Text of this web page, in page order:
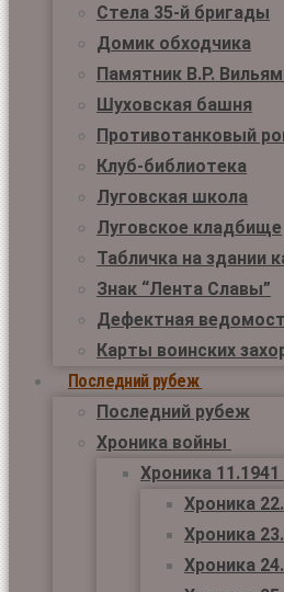
Стела 35-й бригады
Домик обходчика
Памятник В.Р.
Шуховская башня
Противотанковый
Клуб-библиотека
Луговская школа
Луговское кладбище
Табличка на здании
Знак “Лента Славы”
Дефектная
Карты воинских
Последний рубеж
Последний рубеж
Хроника войны
Хроника 11.1941
Хроника
Хроника
Хроника